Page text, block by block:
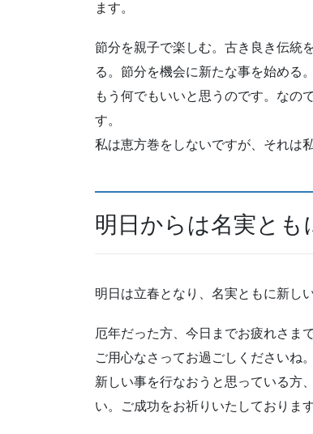
ます。
節分を親子で楽しむ。古き良き伝統
る。節分を機会に新たな事を始める。
もう何でもいいと思うのです。なの
す。
私は恵方巻をしないですが、それは
明日からは名実とも
明日は立春となり、名実ともに新し
厄年だった方、今日までお疲れさま
ご用心なさってお過ごしくださいね。
新しい事を行なおうと思っている方
い。ご成功をお祈りいたしております